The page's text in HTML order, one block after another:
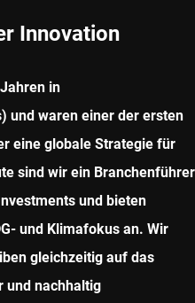
Innovation
in
und waren einer der ersten
eine globale Strategie für
sind wir ein Branchenführer
und bieten
und Klimafokus an. Wir
gleichzeitig auf das
und nachhaltig